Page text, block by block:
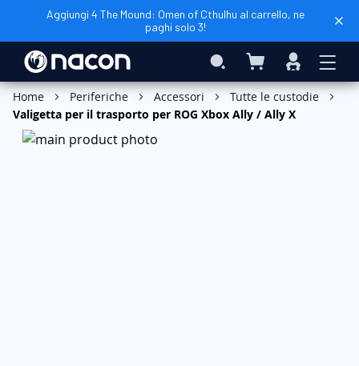
Aggiungi 4 The Mound: Omen of Cthulhu al carrello, ne
paghi solo 3!
Search Carrello Accedi
Aggiungi al Carrello
Home Periferiche Accessori
Tutte le custodie
Valigetta per il trasporto per ROG Xbox Ally / Ally X
Vai